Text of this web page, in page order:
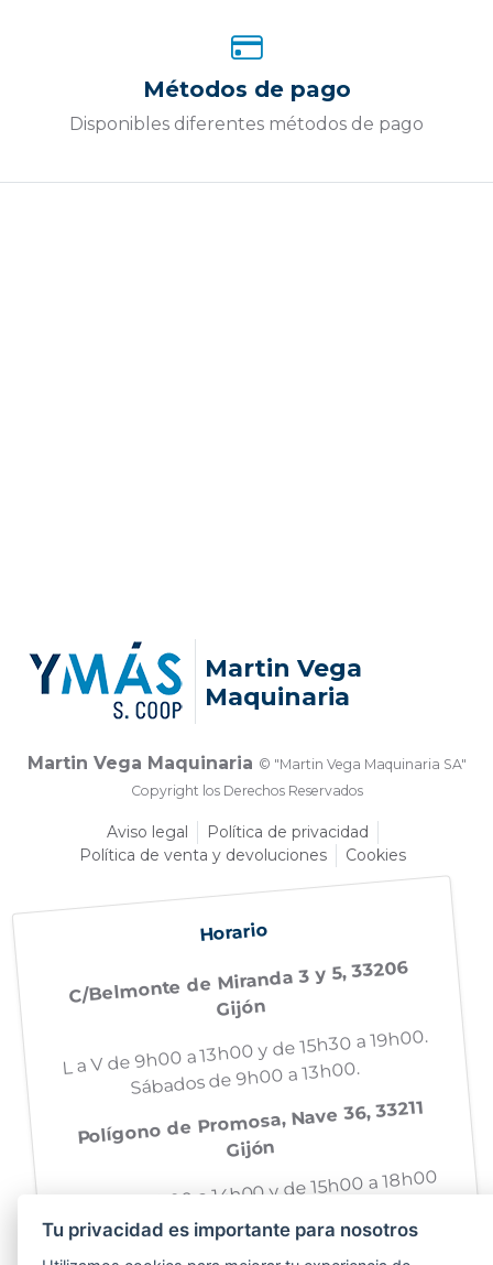
Métodos de pago
Disponibles diferentes métodos de pago
Martin Vega
Maquinaria
Martin Vega Maquinaria © "Martin Vega Maquinaria SA"
Copyright los Derechos Reservados
Aviso legal
Política de privacidad
Política de venta y devoluciones
Cookies
Horario
C/Belmonte de Miranda 3 y 5, 33206
Gijón
L a V de 9h00 a 13h00 y de 15h30 a 19h00.
Sábados de 9h00 a 13h00.
Polígono de Promosa, Nave 36, 33211
Gijón
L a V de 8h00 a 14h00 y de 15h00 a 18h00
Tu privacidad es importante para nosotros